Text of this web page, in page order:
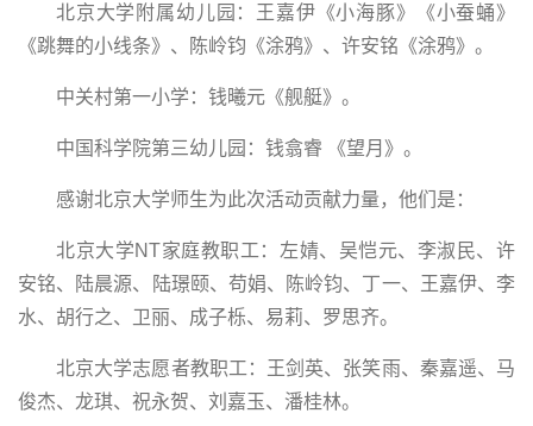
北京大学附属幼儿园：
王嘉伊《小海豚》《小蚕蛹》
《跳舞的小线条》、
陈岭钧《涂鸦》、 许安铭《涂鸦》。
中关村第一小学： 钱曦元《舰艇》。
中国科学院第三幼儿园： 钱翕睿 《望月》。
感谢北京大学师生为此次活动贡献力量，他们是：
北京大学NT家庭教职工： 左婧、吴恺元、 李淑民、许
安铭、
陆晨源、陆璟颐、 苟娟、陈岭钧、 丁一、王嘉伊、 李
水、胡行之、 卫丽、成子栎、 易莉、罗思齐。
北京大学志愿者教职工： 王剑英、 张笑雨、 秦嘉遥、 马
俊杰、 龙琪、 祝永贺、 刘嘉玉、 潘桂林。